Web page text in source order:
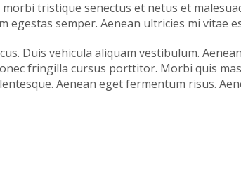
tristique senectus et netus et
egestas semper. Aenean ultricies mi vitae
Duis vehicula aliquam vestibulum.
fringilla cursus porttitor. Morbi quis
Aenean eget fermentum risus.